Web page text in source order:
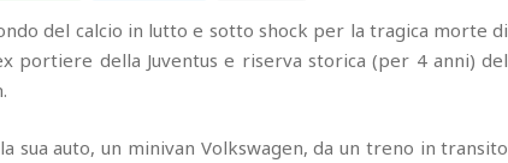
del calcio in lutto e sotto shock per la tragica morte di
portiere della Juventus e riserva storica (per 4 anni) del
sua auto, un minivan Volkswagen, da un treno in transito